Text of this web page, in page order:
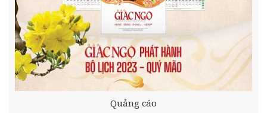
Quảng cáo